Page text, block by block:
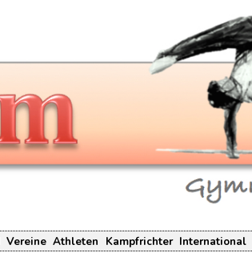
Vereine Athleten Kampfrichter International